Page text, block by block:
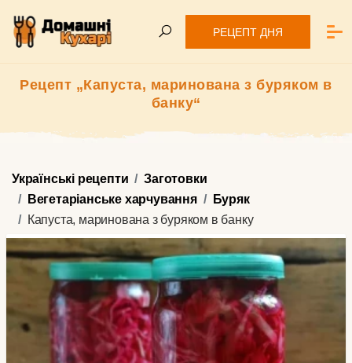
РЕЦЕПТ ДНЯ
Рецепт „Капуста, маринована з буряком в
банку“
Українські рецепти
Заготовки
Вегетаріанське харчування
Буряк
Капуста, маринована з буряком в банку